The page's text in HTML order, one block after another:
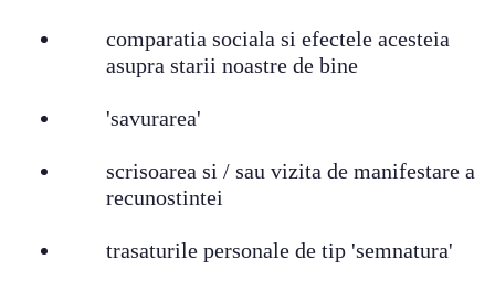
comparatia sociala si efectele acesteia
asupra starii noastre de bine
'savurarea'
scrisoarea si / sau vizita de manifestare a
recunostintei
trasaturile personale de tip 'semnatura'